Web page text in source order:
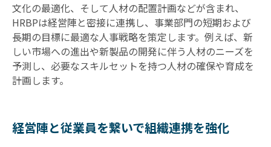
文化の最適化、そして人材の配置計画などが含まれ、
HRBPは経営陣と密接に連携し、事業部門の短期および
長期の目標に最適な人事戦略を策定します。例えば、新
しい市場への進出や新製品の開発に伴う人材のニーズを
予測し、必要なスキルセットを持つ人材の確保や育成を
計画します。
経営陣と従業員を繋いで組織連携を強化